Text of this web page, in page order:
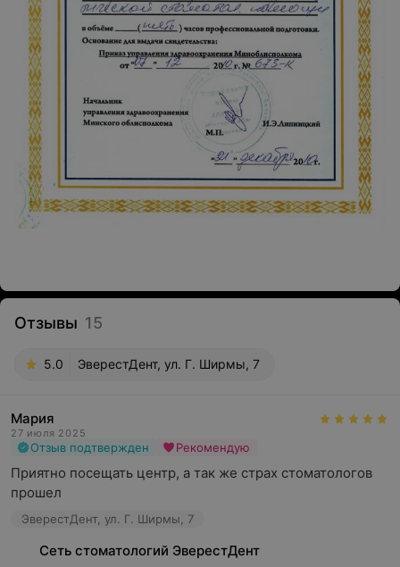
Отзывы 15
5.0 ЭверестДент, ул. Г. Ширмы, 7
Мария
27 июля 2025
Отзыв подтвержден Рекомендую
Приятно посещать центр, а так же страх стоматологов
прошел
ЭверестДент, ул. Г. Ширмы, 7
Сеть стоматологий ЭверестДент